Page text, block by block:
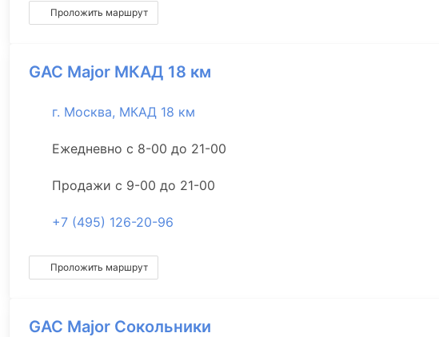
Проложить маршрут
GAC Major МКАД 18 км
г. Москва, МКАД 18 км
Ежедневно с 8-00 до 21-00
Продажи с 9-00 до 21-00
+7 (495) 126-20-96
Проложить маршрут
GAC Major Сокольники